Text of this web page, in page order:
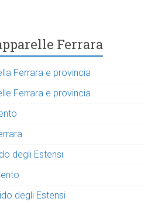
Ferrara
Ferrara e provincia
Ferrara e provincia
degli Estensi
degli Estensi